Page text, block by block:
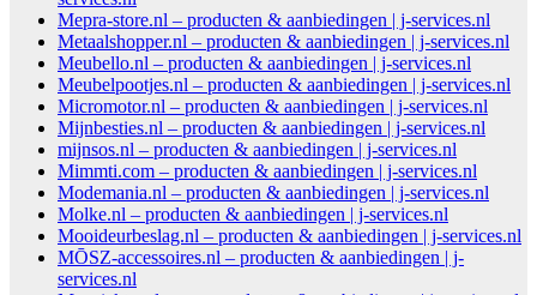
Mepra-store.nl – producten & aanbiedingen | j-services.nl
Metaalshopper.nl – producten & aanbiedingen | j-services.nl
Meubello.nl – producten & aanbiedingen | j-services.nl
Meubelpootjes.nl – producten & aanbiedingen | j-services.nl
Micromotor.nl – producten & aanbiedingen | j-services.nl
Mijnbesties.nl – producten & aanbiedingen | j-services.nl
mijnsos.nl – producten & aanbiedingen | j-services.nl
Mimmti.com – producten & aanbiedingen | j-services.nl
Modemania.nl – producten & aanbiedingen | j-services.nl
Molke.nl – producten & aanbiedingen | j-services.nl
Mooideurbeslag.nl – producten & aanbiedingen | j-services.nl
MŌSZ-accessoires.nl – producten & aanbiedingen | j-
services.nl